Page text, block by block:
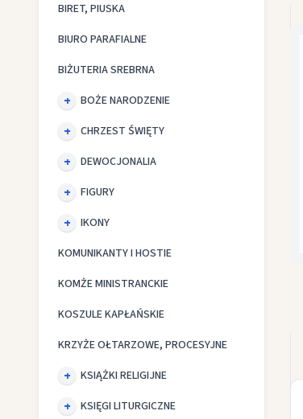
BIRET, PIUSKA
BIURO PARAFIALNE
BIŻUTERIA SREBRNA
BOŻE NARODZENIE
CHRZEST ŚWIĘTY
DEWOCJONALIA
FIGURY
IKONY
KOMUNIKANTY I HOSTIE
KOMŻE MINISTRANCKIE
KOSZULE KAPŁAŃSKIE
KRZYŻE OŁTARZOWE, PROCESYJNE
KSIĄŻKI RELIGIJNE
KSIĘGI LITURGICZNE